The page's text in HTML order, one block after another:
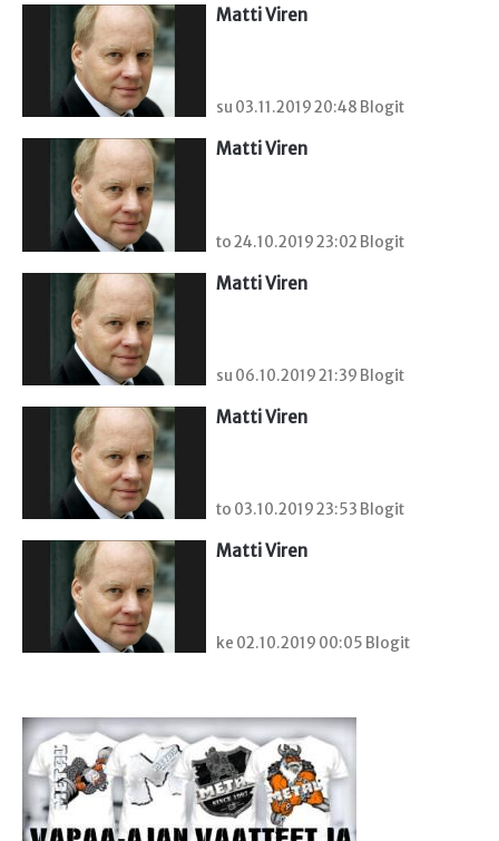
Matti Viren
su 03.11.2019 20:48 Blogit
Matti Viren
to 24.10.2019 23:02 Blogit
Matti Viren
su 06.10.2019 21:39 Blogit
Matti Viren
to 03.10.2019 23:53 Blogit
Matti Viren
ke 02.10.2019 00:05 Blogit